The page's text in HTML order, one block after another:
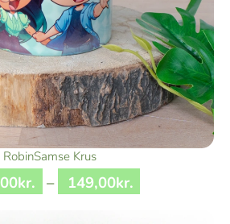
RobinSamse Krus
00kr. – 149,00kr.